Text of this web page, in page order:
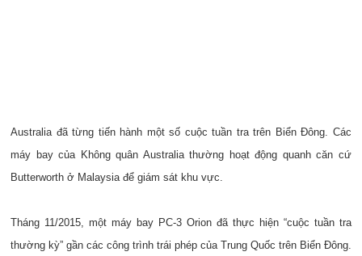
Australia đã từng tiến hành một số cuộc tuần tra trên Biển Đông. Các
máy bay của Không quân Australia thường hoạt động quanh căn cứ
Butterworth ở Malaysia để giám sát khu vực.
Tháng 11/2015, một máy bay PC-3 Orion đã thực hiện “cuộc tuần tra
thường kỳ” gần các công trình trái phép của Trung Quốc trên Biển Đông.